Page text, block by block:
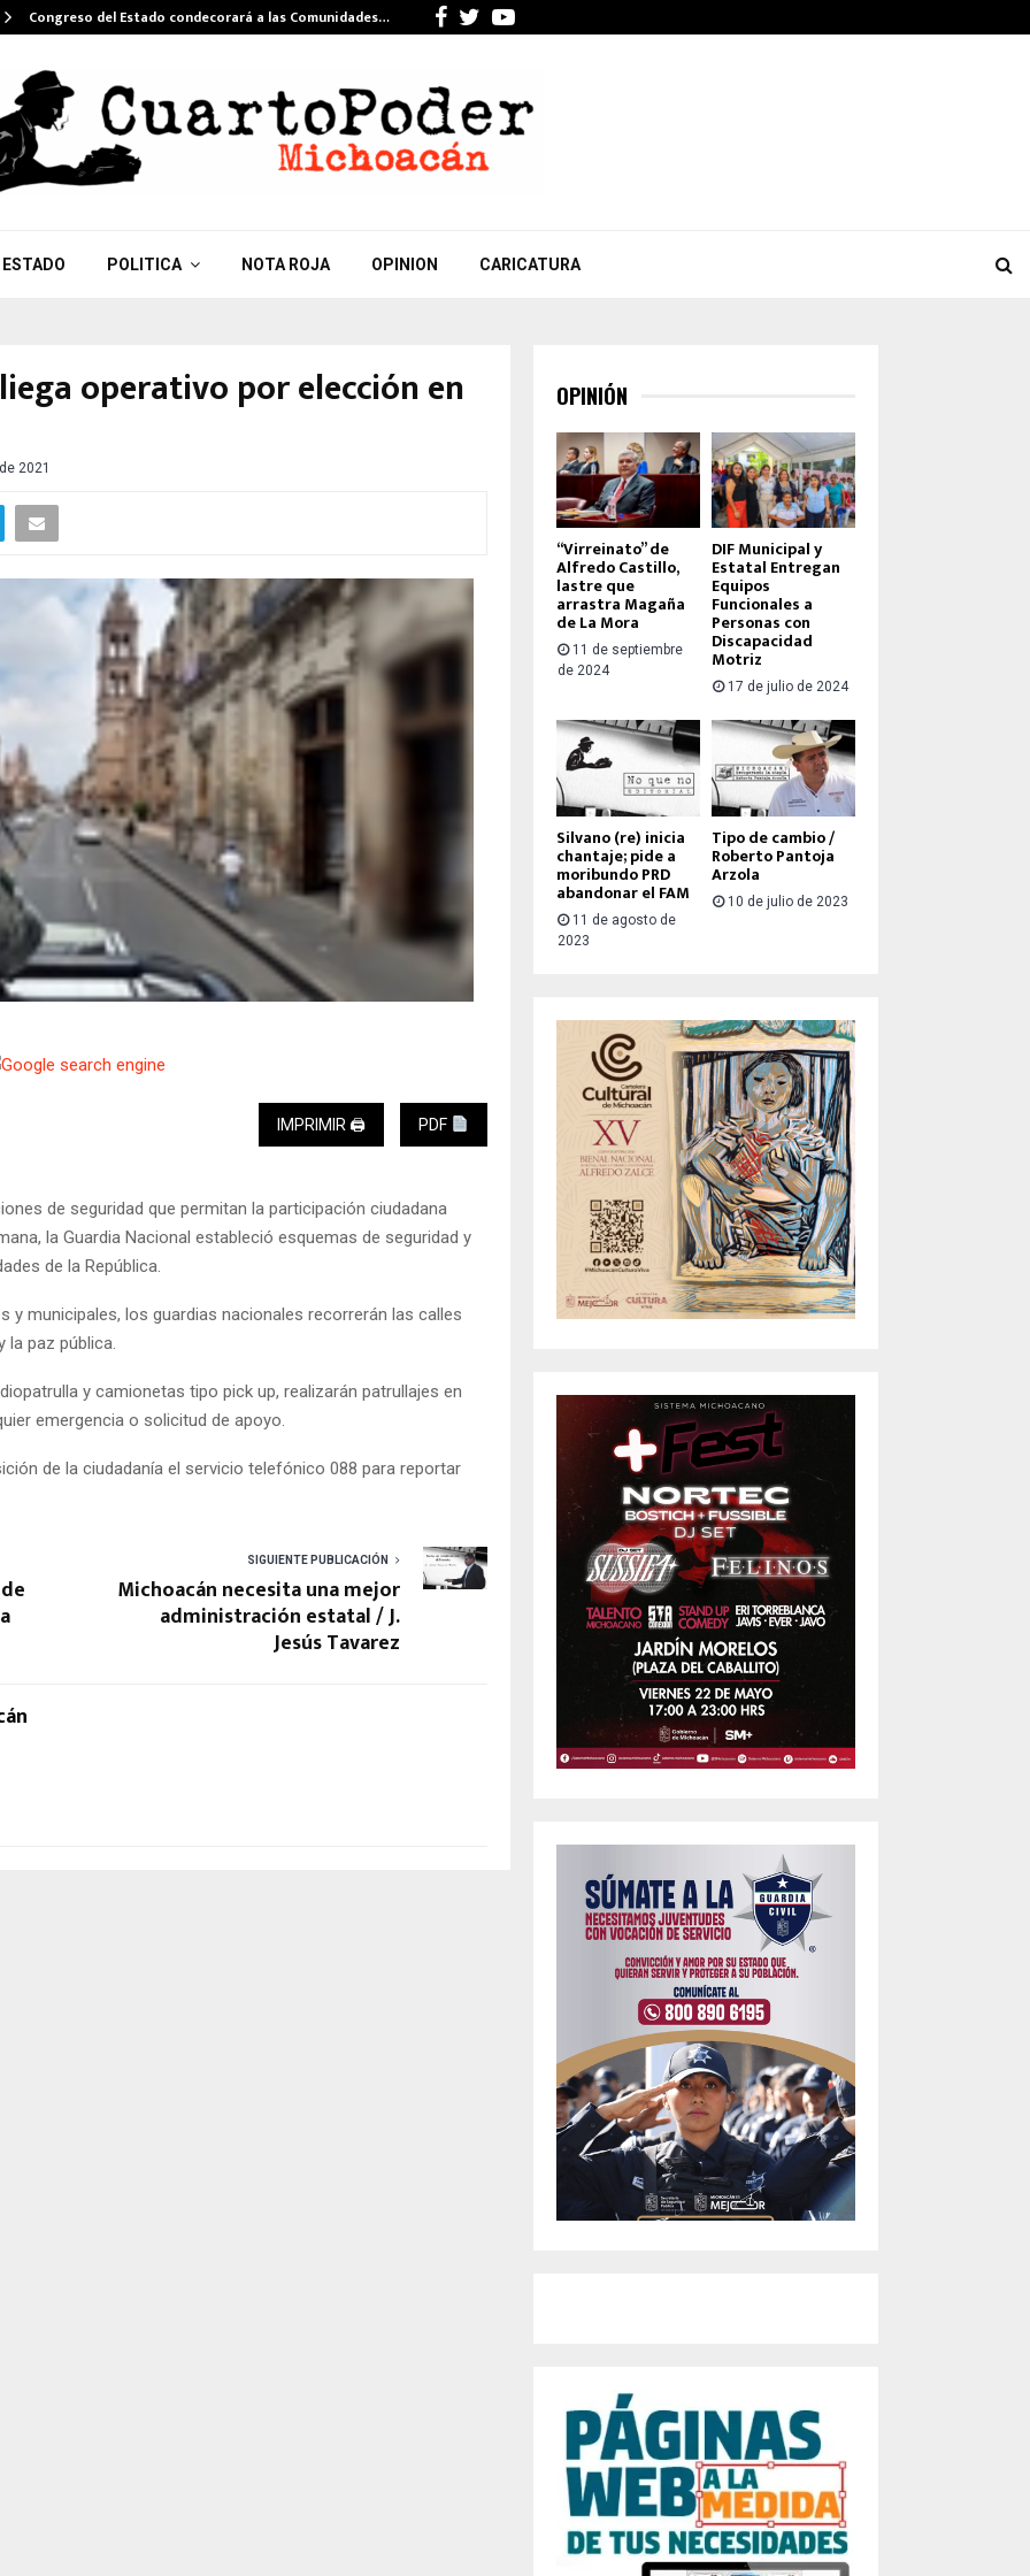
Congreso del Estado condecorará a las Comunidades… Facebook
TwitterYoutube
ESTADO POLITICA NOTA ROJA OPINION CARICATURA
operativo por elección en
2021
IMPRIMIR 🖨 PDF
de seguridad que permitan la participación ciudadana
la Guardia Nacional estableció esquemas de seguridad y
de la República.
y municipales, los guardias nacionales recorrerán las calles
paz pública.
y camionetas tipo pick up, realizarán patrullajes en
emergencia o solicitud de apoyo.
de la ciudadanía el servicio telefónico 088 para reportar
SIGUIENTE PUBLICACIÓN
Michoacán necesita una mejor
administración estatal / J.
Jesús Tavarez
OPINIÓN
“Virreinato” de
Alfredo Castillo,
lastre que
arrastra Magaña
de La Mora
11 de septiembre
de 2024
DIF Municipal y
Estatal Entregan
Equipos
Funcionales a
Personas con
Discapacidad
Motriz
17 de julio de 2024
Silvano (re) inicia
chantaje; pide a
moribundo PRD
abandonar el FAM
11 de agosto de
2023
Tipo de cambio /
Roberto Pantoja
Arzola
10 de julio de 2023